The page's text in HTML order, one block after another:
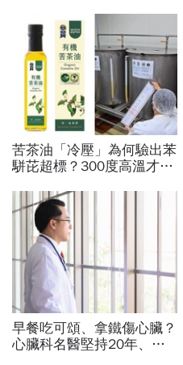
苦茶油「冷壓」為何驗出苯
駢芘超標？300度高溫才大
顏宗海籲這件事
早餐吃可頌、拿鐵傷心臟？
心臟科名醫堅持20年、早